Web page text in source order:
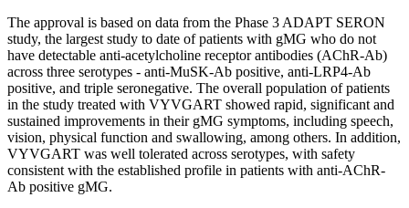
The approval is based on data from the Phase 3 ADAPT SERON
study, the largest study to date of patients with gMG who do not
have detectable anti-acetylcholine receptor antibodies (AChR-Ab)
across three serotypes - anti-MuSK-Ab positive, anti-LRP4-Ab
positive, and triple seronegative. The overall population of patients
in the study treated with VYVGART showed rapid, significant and
sustained improvements in their gMG symptoms, including speech,
vision, physical function and swallowing, among others. In addition,
VYVGART was well tolerated across serotypes, with safety
consistent with the established profile in patients with anti-AChR-
Ab positive gMG.